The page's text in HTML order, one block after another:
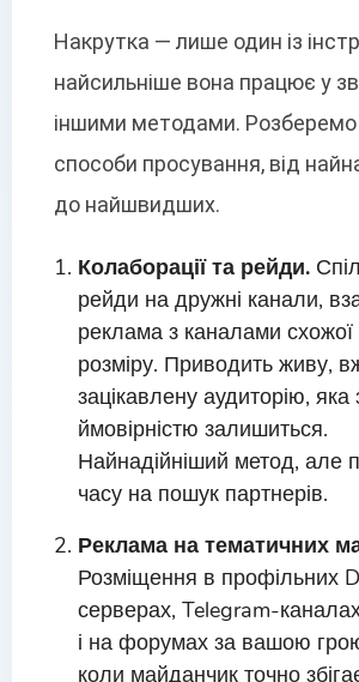
Накрутка — лише один із
найсильніше вона працює у
іншими методами. Розберемо
способи просування, від
до найшвидших.
Колаборації та рейди.
рейди на дружні канали,
реклама з каналами схожої
розміру. Приводить живу,
зацікавлену аудиторію,
ймовірністю залишиться.
Найнадійніший метод, але
часу на пошук партнерів.
Реклама на тематичних
Розміщення в профільних
серверах, Telegram-
і на форумах за вашою
коли майданчик точно